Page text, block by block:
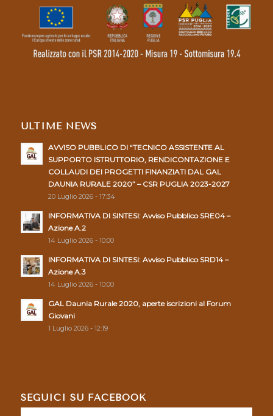
ULTIME NEWS
AVVISO PUBBLICO DI “TECNICO ASSISTENTE AL
SUPPORTO ISTRUTTORIO, RENDICONTAZIONE E
COLLAUDI DEI PROGETTI FINANZIATI DAL GAL
DAUNIA RURALE 2020” – CSR PUGLIA 2023-2027
20 Luglio 2026 - 17:34
INFORMATIVA DI SINTESI: Avviso Pubblico SRE04 –
Azione A.2
14 Luglio 2026 - 10:00
INFORMATIVA DI SINTESI: Avviso Pubblico SRD14 –
Azione A.3
14 Luglio 2026 - 10:00
GAL Daunia Rurale 2020, aperte iscrizioni al Forum
Giovani
1 Luglio 2026 - 12:19
SEGUICI SU FACEBOOK